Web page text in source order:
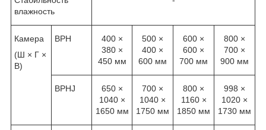
влажность
Камера
(Ш × Г ×
В)
ВРН
400 ×
380 ×
450 мм
500 ×
400 ×
600 мм
600 ×
600 ×
700 мм
800 ×
700 ×
900 мм
ВРНJ
650 ×
1040 ×
1650 мм
700 ×
1040 ×
1750 мм
800 ×
1160 ×
1850 мм
998 ×
1020 ×
1730 мм